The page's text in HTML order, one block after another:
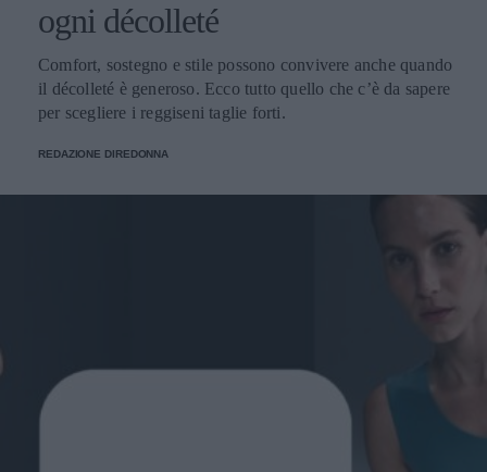
ogni décolleté
Comfort, sostegno e stile possono convivere anche quando
il décolleté è generoso. Ecco tutto quello che c’è da sapere
per scegliere i reggiseni taglie forti.
REDAZIONE DIREDONNA